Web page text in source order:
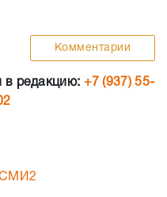
Комментарии
в редакцию: +7 (937) 55-
СМИ2